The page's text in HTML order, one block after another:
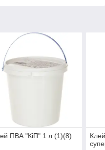
ПВА "КіП" 1 л (1)(8)